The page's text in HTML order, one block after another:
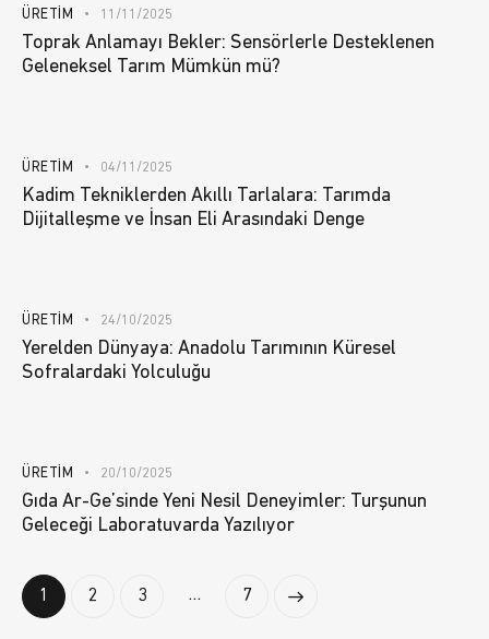
ÜRETIM 11/11/2025
Toprak Anlamayı Bekler: Sensörlerle Desteklenen
Geleneksel Tarım Mümkün mü?
ÜRETIM 04/11/2025
Kadim Tekniklerden Akıllı Tarlalara: Tarımda
Dijitalleşme ve İnsan Eli Arasındaki Denge
ÜRETIM 24/10/2025
Yerelden Dünyaya: Anadolu Tarımının Küresel
Sofralardaki Yolculuğu
ÜRETIM 20/10/2025
Gıda Ar-Ge’sinde Yeni Nesil Deneyimler: Turşunun
Geleceği Laboratuvarda Yazılıyor
1 2 3 … 7
>